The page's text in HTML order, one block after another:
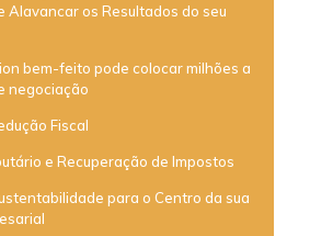
Alavancar os Resultados do seu
bem-feito pode colocar milhões a
negociação
Fiscal
e Recuperação de Impostos
para o Centro da sua